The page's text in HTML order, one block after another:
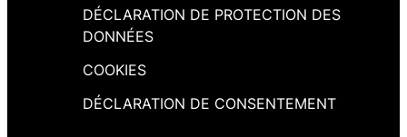
DÉCLARATION DE PROTECTION DES
DONNÉES
COOKIES
DÉCLARATION DE CONSENTEMENT